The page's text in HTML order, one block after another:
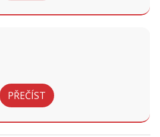
PŘEČÍST